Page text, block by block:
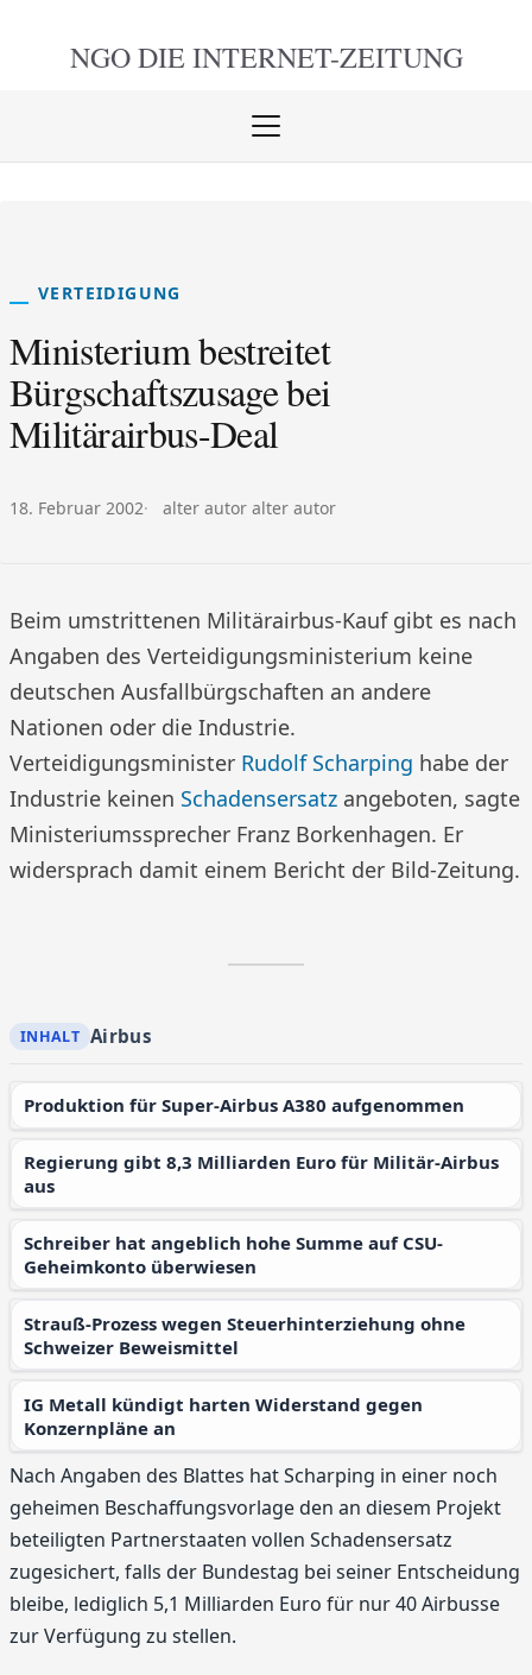
NGO DIE INTERNET-ZEITUNG
Menü
VERTEIDIGUNG
Ministerium bestreitet
Bürgschaftszusage bei
Militärairbus-Deal
Veröffentlicht am:
18. Februar 2002 Autor:
alter autor alter autor
Beim umstrittenen Militärairbus-Kauf gibt es nach
Angaben des Verteidigungsministerium keine
deutschen Ausfallbürgschaften an andere
Nationen oder die Industrie.
Verteidigungsminister Rudolf Scharping habe der
Industrie keinen Schadensersatz angeboten, sagte
Ministeriumssprecher Franz Borkenhagen. Er
widersprach damit einem Bericht der Bild-Zeitung.
Airbus
Produktion für Super-Airbus A380 aufgenommen
Regierung gibt 8,3 Milliarden Euro für Militär-Airbus
aus
Schreiber hat angeblich hohe Summe auf CSU-
Geheimkonto überwiesen
Strauß-Prozess wegen Steuerhinterziehung ohne
Schweizer Beweismittel
IG Metall kündigt harten Widerstand gegen
Konzernpläne an
Nach Angaben des Blattes hat Scharping in einer noch
geheimen Beschaffungsvorlage den an diesem Projekt
beteiligten Partnerstaaten vollen Schadensersatz
zugesichert, falls der Bundestag bei seiner Entscheidung
bleibe, lediglich 5,1 Milliarden Euro für nur 40 Airbusse
zur Verfügung zu stellen.